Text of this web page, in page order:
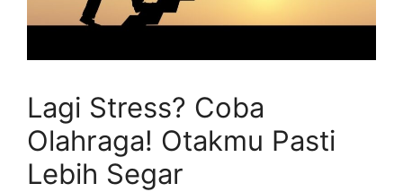
Lagi Stress? Coba
Olahraga! Otakmu Pasti
Lebih Segar